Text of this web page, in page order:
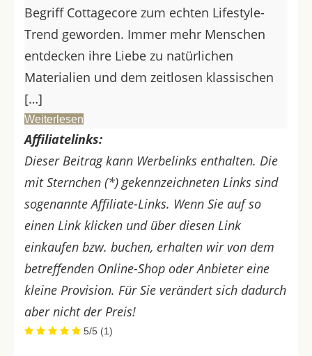
Begriff Cottagecore zum echten Lifestyle-
Trend geworden. Immer mehr Menschen
entdecken ihre Liebe zu natürlichen
Materialien und dem zeitlosen klassischen
[…]
Weiterlesen
Affiliatelinks:
Dieser Beitrag kann Werbelinks enthalten. Die
mit Sternchen (*) gekennzeichneten Links sind
sogenannte Affiliate-Links. Wenn Sie auf so
einen Link klicken und über diesen Link
einkaufen bzw. buchen, erhalten wir von dem
betreffenden Online-Shop oder Anbieter eine
kleine Provision. Für Sie verändert sich dadurch
aber nicht der Preis!
5/5 (1)